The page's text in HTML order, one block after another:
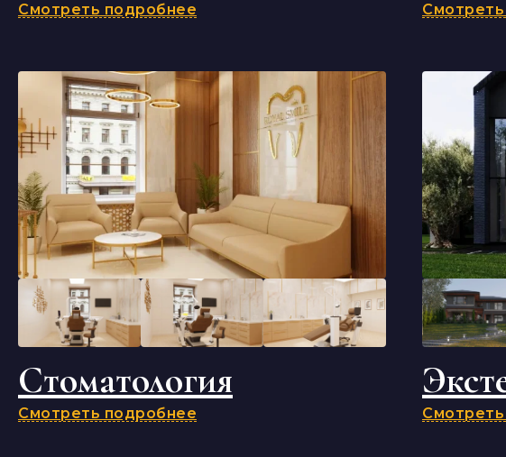
Смотреть подробнее
Стоматология
Смотреть подробнее